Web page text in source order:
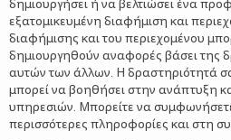
δημιουργήσει ή να βελτιώσει ένα
εξατομικευμένη διαφήμιση και
διαφήμισης και του περιεχομένου
δημιουργηθούν αναφορές βάσει της
αυτών των άλλων. Η δραστηριότητά
μπορεί να βοηθήσει στην ανάπτυξη
υπηρεσιών. Μπορείτε να
περισσότερες πληροφορίες και στη